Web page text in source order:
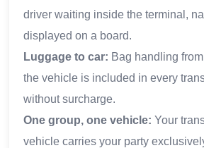
driver waiting inside the terminal,
displayed on a board.
Luggage to car: Bag handling
the vehicle is included in every
without surcharge.
One group, one vehicle: Your
vehicle carries your party